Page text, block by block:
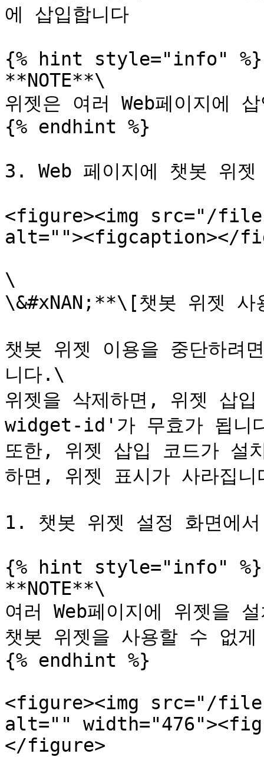
에 삽입합니다
{% hint style="info" %}
**NOTE**\
위젯은 여러 Web페이지에
{% endhint %}
3. Web 페이지에 챗봇 위젯
<figure><img src="/files/
alt=""><figcaption></
\
\&#xNAN;**\[챗봇 위젯 사
챗봇 위젯 이용을 중단하려
니다.\
위젯을 삭제하면, 위젯 삽
widget-id'가 무효가 됩니
또한, 위젯 삽입 코드가 설
하면, 위젯 표시가 사라집
1. 챗봇 위젯 설정 화면에
{% hint style="info" %}
**NOTE**\
여러 Web페이지에 위젯을
챗봇 위젯을 사용할 수 없
{% endhint %}
<figure><img src="/files/
alt=""
</figure>